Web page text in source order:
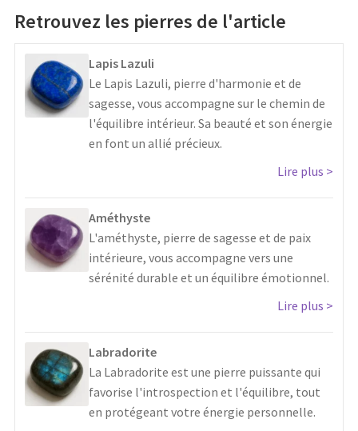
Retrouvez les pierres de l'article
Lapis Lazuli
Le Lapis Lazuli, pierre d'harmonie et de
sagesse, vous accompagne sur le chemin de
l'équilibre intérieur. Sa beauté et son énergie
en font un allié précieux.
Lire plus
Améthyste
L'améthyste, pierre de sagesse et de paix
intérieure, vous accompagne vers une
sérénité durable et un équilibre émotionnel.
Lire plus
Labradorite
La Labradorite est une pierre puissante qui
favorise l'introspection et l'équilibre, tout
en protégeant votre énergie personnelle.